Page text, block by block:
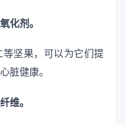
化剂。
坚果，可以为它们提
脏健康。
维。